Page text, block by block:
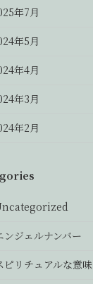
年7月
年5月
年4月
年3月
年2月
ンジェルナンバー
ピリチュアルな意味